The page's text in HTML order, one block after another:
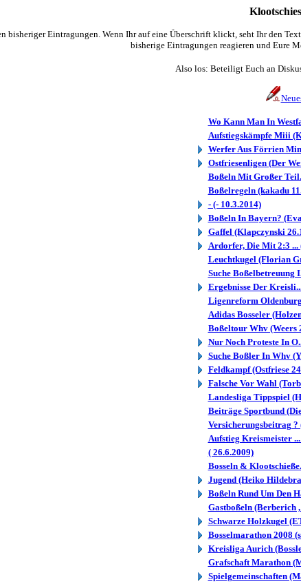
bisheriger Eintragungen. Wenn Ihr auf eine Überschrift klickt, seht Ihr den
bisherige Eintragungen reagieren und Eure
Also los: Beteiligt Euch an
Wo Kann Man In
Aufstiegskämpfe Miii
Werfer Aus Förrien
Ostfriesenligen (Der
Boßeln Mit Großer
Boßelregeln (kakadu
- (- 10.3.2014)
Boßeln In Bayern?
Gaffel (Klapczynski
Ardorfer, Die Mit 2:3
Leuchtkugel (Florian
Suche Boßelbetreuung
Ergebnisse Der
Ligenreform
Adidas Bosseler
Boßeltour Whv (Weers
Nur Noch Proteste In
Suche Boßler In Whv
Feldkampf (Ostfriese
Falsche Vor Wahl
Landesliga Tippspiel
Beiträge Sportbund
Versicherungsbeitrag ?
Aufstieg Kreismeister
( 26.6.2009)
Bosseln &
Jugend (Heiko
Boßeln Rund Um Den
Gastboßeln (Berberich
Schwarze Holzkugel
Bosselmarathon 2008
Kreisliga Aurich
Grafschaft Marathon
Spielgemeinschaften